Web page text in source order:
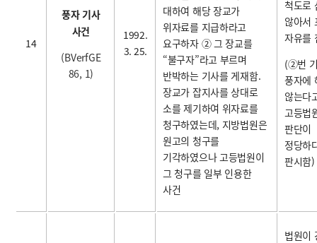
14
풍자 기사
사건
(BVerfGE
86, 1)
1992.
3. 25.
대하여 해당 장교가
위자료를 지급하라고
요구하자 ② 그 장교를
“불구자”라고 부르며
반박하는 기사를 게재함.
장교가 잡지사를 상대로
소를 제기하여 위자료를
청구하였는데, 지방법원은
원고의 청구를
기각하였으나 고등법원이
그 청구를 일부 인용한
사건
척도로
않아서
자유를
(②번
풍자에
않는다
고등법
판단이
정당하
판시함)
법원이